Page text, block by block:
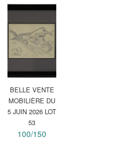
BELLE VENTE
MOBILIÈRE DU
5 JUIN 2026 LOT
53
100/150